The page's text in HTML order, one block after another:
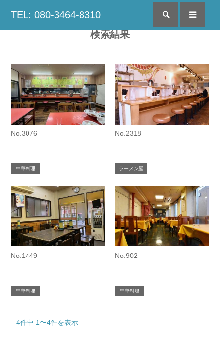
TEL: 080-3464-8310 検索
検索結果
No.3076
中華料理
No.2318
ラーメン屋
No.1449
中華料理
No.902
中華料理
4件中 1〜4件を表示